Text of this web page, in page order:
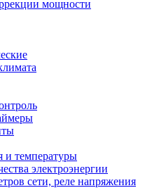
мощности
и температуры
электроэнергии
сети, реле напряжения